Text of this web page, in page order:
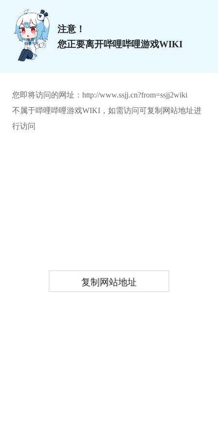
注意！
您正要离开哔哩哔哩游戏WIKI
您即将访问的网址： http://www.ssjj.cn?from=ssjj2wiki
不属于哔哩哔哩游戏WIKI，如需访问可复制网站地址进
行访问
复制网站地址